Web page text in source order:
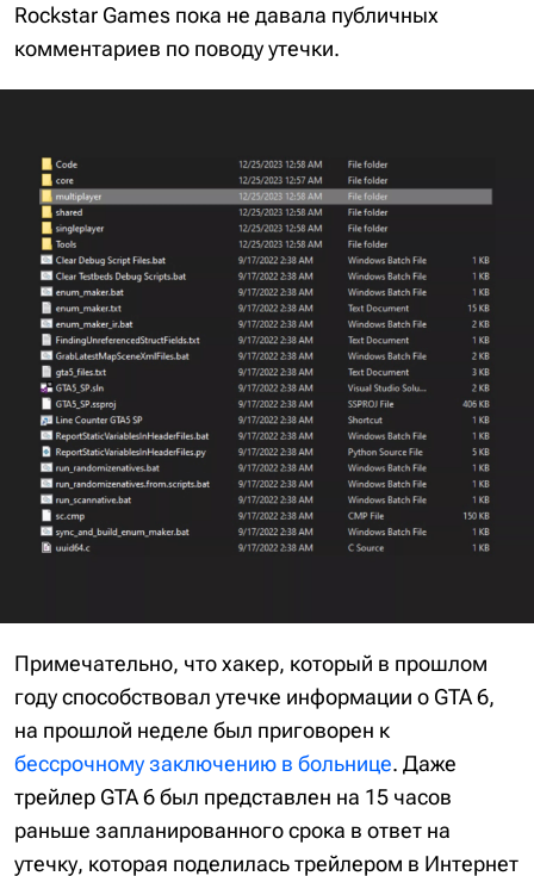
Rockstar Games пока не давала публичных
комментариев по поводу утечки.
Примечательно, что хакер, который в прошлом
году способствовал утечке информации о GTA 6,
на прошлой неделе был приговорен к
бессрочному заключению в больнице. Даже
трейлер GTA 6 был представлен на 15 часов
раньше запланированного срока в ответ на
утечку, которая поделилась трейлером в Интернет